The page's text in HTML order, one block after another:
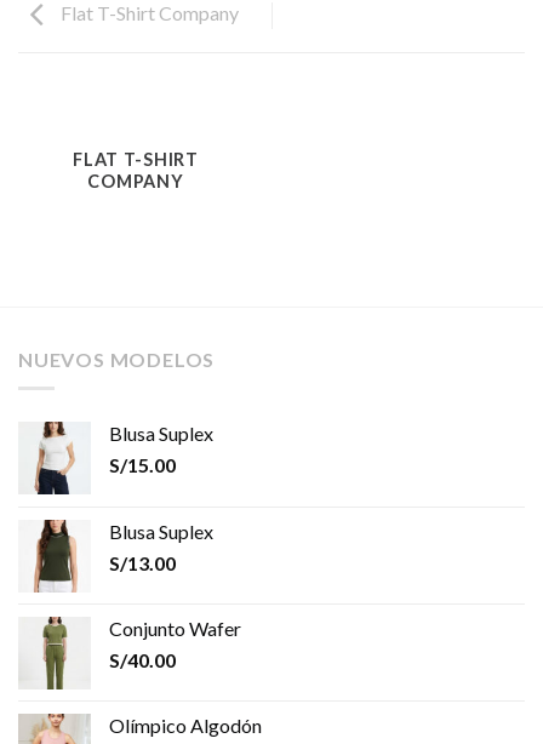
Flat T-Shirt Company
FLAT T-SHIRT
COMPANY
NUEVOS MODELOS
Blusa Suplex
S/15.00
Blusa Suplex
S/13.00
Conjunto Wafer
S/40.00
Olímpico Algodón